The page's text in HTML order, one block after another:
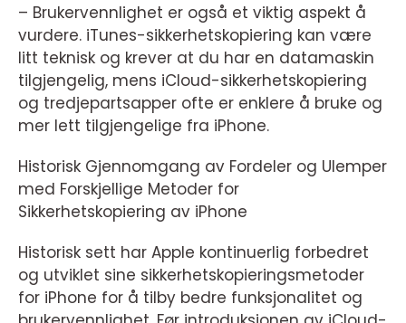
– Brukervennlighet er også et viktig aspekt å
vurdere. iTunes-sikkerhetskopiering kan være
litt teknisk og krever at du har en datamaskin
tilgjengelig, mens iCloud-sikkerhetskopiering
og tredjepartsapper ofte er enklere å bruke og
mer lett tilgjengelige fra iPhone.
Historisk Gjennomgang av Fordeler og Ulemper
med Forskjellige Metoder for
Sikkerhetskopiering av iPhone
Historisk sett har Apple kontinuerlig forbedret
og utviklet sine sikkerhetskopieringsmetoder
for iPhone for å tilby bedre funksjonalitet og